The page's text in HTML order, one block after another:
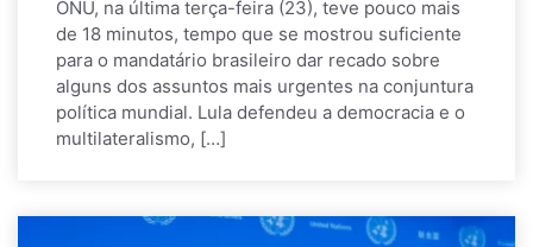
ONU, na última terça-feira (23), teve pouco mais
de 18 minutos, tempo que se mostrou suficiente
para o mandatário brasileiro dar recado sobre
alguns dos assuntos mais urgentes na conjuntura
política mundial. Lula defendeu a democracia e o
multilateralismo, […]